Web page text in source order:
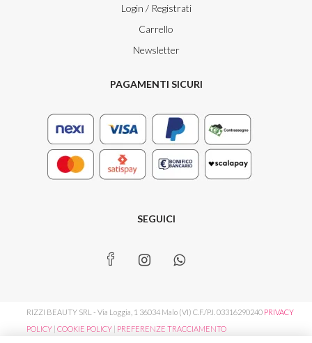
Login / Registrati
Carrello
Newsletter
PAGAMENTI SICURI
SEGUICI
RIZZI BEAUTY SRL - Via Loggia, 1 36034 Malo (VI) C.F./P.I. 03316290240 PRIVACY
POLICY | COOKIE POLICY | PREFERENZE TRACCIAMENTO